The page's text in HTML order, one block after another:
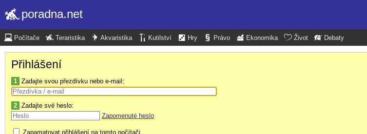
poradna.net
Počítače Teraristika Akvaristika Kutilství Hry Právo Ekonomika Život Debaty
Přihlášení
1 Zadajte svou přezdívku nebo e-mail:
2 Zadajte své heslo:
Zapomenuté heslo
Zapamatovat přihlášení na tomto počítači